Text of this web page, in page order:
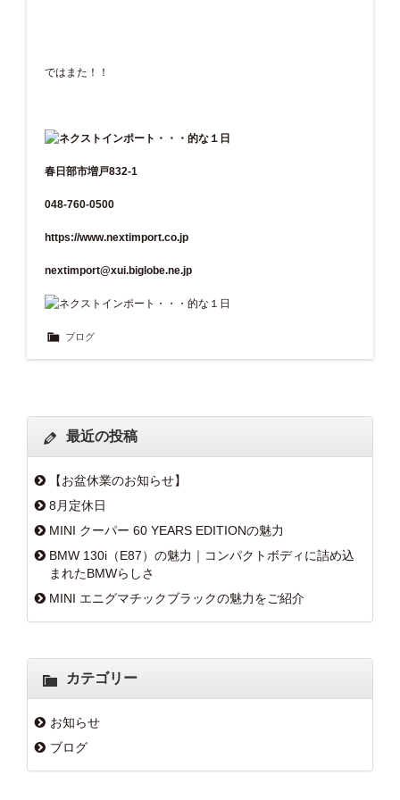
ではまた！！
春日部市増戸832-1
048-760-0500
https://www.nextimport.co.jp
nextimport@xui.biglobe.ne.jp
ブログ
最近の投稿
【お盆休業のお知らせ】
8月定休日
MINI クーパー 60 YEARS EDITIONの魅力
BMW 130i（E87）の魅力｜コンパクトボディに詰め込
まれたBMWらしさ
MINI エニグマチックブラックの魅力をご紹介
カテゴリー
お知らせ
ブログ